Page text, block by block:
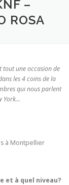
–
ROSA
tout une occasion de
les 4 coins de la
qui nous parlent
York…
à Montpellier
et à quel niveau?